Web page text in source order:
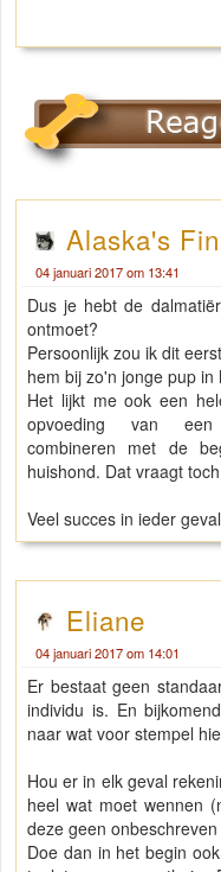
Alaska's
04 januari 2017 om 13:41
Dus je hebt de
ontmoet?
Persoonlijk zou ik dit
hem bij zo'n jonge pup in
Het lijkt me ook een
opvoeding van
combineren met de
huishond. Dat vraagt
Veel succes in ieder
Eliane
04 januari 2017 om 14:01
Er bestaat geen
individu is. En
naar wat voor stempel
Hou er in elk geval
heel wat moet wennen
deze geen
Doe dan in het begin